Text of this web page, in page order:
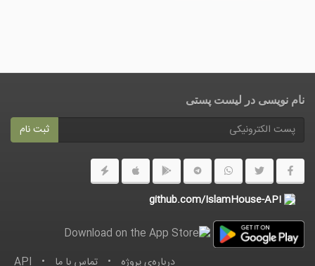
نام نویسی در ليست پستى
ثبت نام
github.com/IslamHouse-API
درباره‌ى پروژه • تماس با ما •
API